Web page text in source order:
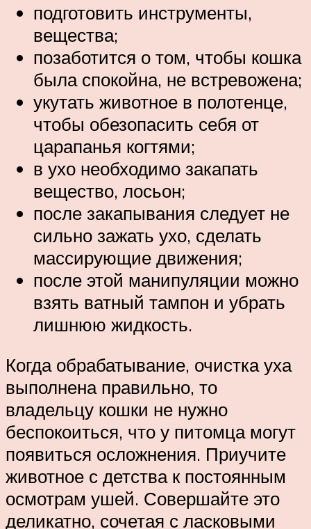
подготовить инструменты,
вещества;
позаботится о том, чтобы кошка
была спокойна, не встревожена;
укутать животное в полотенце,
чтобы обезопасить себя от
царапанья когтями;
в ухо необходимо закапать
вещество, лосьон;
после закапывания следует не
сильно зажать ухо, сделать
массирующие движения;
после этой манипуляции можно
взять ватный тампон и убрать
лишнюю жидкость.
Когда обрабатывание, очистка уха
выполнена правильно, то
владельцу кошки не нужно
беспокоиться, что у питомца могут
появиться осложнения. Приучите
животное с детства к постоянным
осмотрам ушей. Совершайте это
деликатно, сочетая с ласковыми